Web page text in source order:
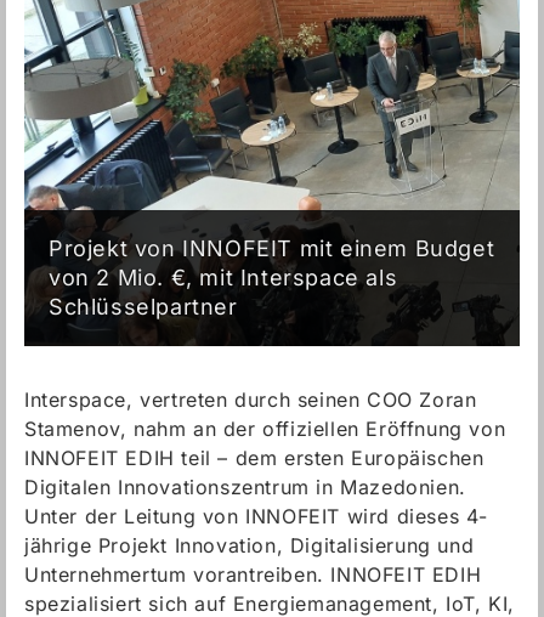
Projekt von INNOFEIT mit einem Budget
von 2 Mio. €, mit Interspace als
Schlüsselpartner
Interspace, vertreten durch seinen COO Zoran
Stamenov, nahm an der offiziellen Eröffnung von
INNOFEIT EDIH teil – dem ersten Europäischen
Digitalen Innovationszentrum in Mazedonien.
Unter der Leitung von INNOFEIT wird dieses 4-
jährige Projekt Innovation, Digitalisierung und
Unternehmertum vorantreiben. INNOFEIT EDIH
spezialisiert sich auf Energiemanagement, IoT, KI,